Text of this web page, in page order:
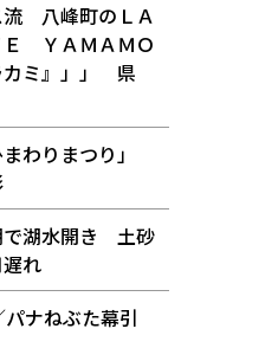
流 八峰町のＬＡ
ＹＡＭＡＭＯ
カミ』」」 県
わりまつり」
で湖水開き 土砂
れ
ナねぶた幕引